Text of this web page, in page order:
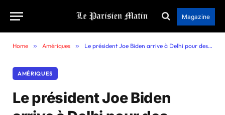
Magazine
Home » Amériques » Le président Joe Biden arrive à Delhi pour des pourparlers au sommet du G20
AMÉRIQUES
Le président Joe Biden